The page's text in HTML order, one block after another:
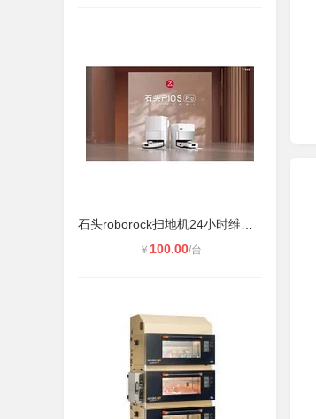
￥ 100.00/台